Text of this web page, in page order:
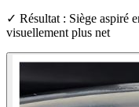
✓ Résultat : Siège aspiré
visuellement plus net